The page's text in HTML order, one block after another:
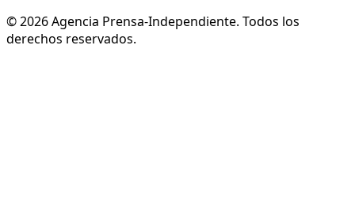
© 2026 Agencia Prensa-Independiente. Todos los
derechos reservados.